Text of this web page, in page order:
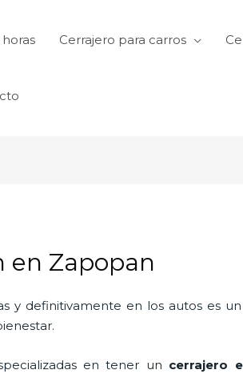
Cerrajero para carros
en Zapopan
y definitivamente en los autos es
en tener un cerrajero